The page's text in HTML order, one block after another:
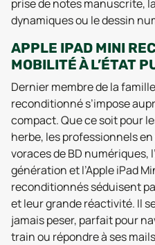
prise de notes manuscrite,
dynamiques ou le dessin
APPLE IPAD MINI
MOBILITÉ À L’ÉTAT
Dernier membre de la
reconditionné s’impose
compact. Que ce soit pour
herbe, les professionnels
voraces de BD numériques,
génération et l’Apple iPad
reconditionnés séduisent
et leur grande réactivité. Il
jamais peser, parfait pour
train ou répondre à ses